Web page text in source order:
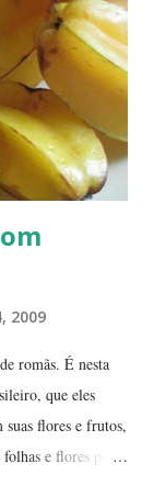
Ah! Como é
me contaram
2009
romãs. É nesta
que eles
flores e frutos,
e flores por